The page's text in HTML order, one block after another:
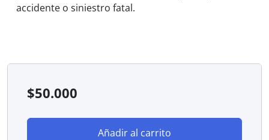
accidente o siniestro fatal.
$50.000
Añadir al carrito